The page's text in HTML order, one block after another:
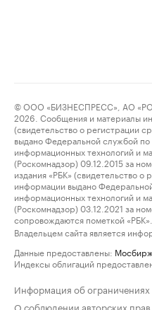
© ООО «БИЗНЕСПРЕСС», АО
2026. Сообщения и материалы
(свидетельство о регистрации
выдано Федеральной службой по
информационных технологий и
(Роскомнадзор) 09.12.2015 за
издания «РБК» (свидетельство о
информации выдано
информационных технологий и
(Роскомнадзор) 03.12.2021 за
сопровождаются пометкой «РБК».
Владельцем сайта является
Данные предоставлены:
Индексы облигаций
Информация об ограничениях
О соблюдении авторских прав